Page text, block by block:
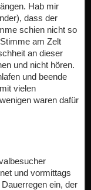
Hab mir
dass der
schien nicht so
am Zelt
an dieser
und nicht hören.
und beende
vielen
waren dafür
und vormittags
ein, der